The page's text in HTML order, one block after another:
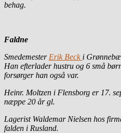
behag.
Faldne
Smedemester Erik Beck i
Han efterlader hustru og 6 små
forsørger han også var.
Heinr. Moltzen i Flensborg er 17.
næppe 20 år gl.
Lagerist Waldemar Nielsen hos
falden i Rusland.